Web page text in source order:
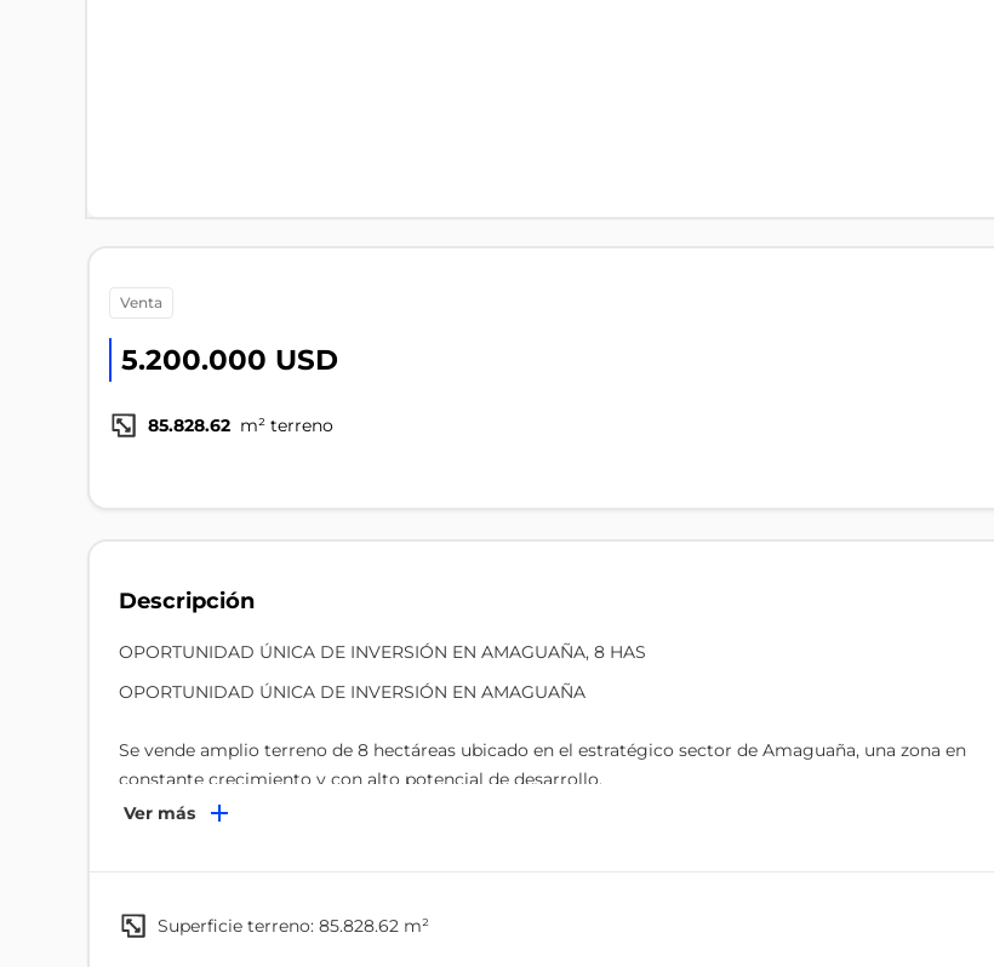
venta
5.200.000 USD
85.828.62 m² terreno
Descripción
OPORTUNIDAD ÚNICA DE INVERSIÓN EN AMAGUAÑA, 8 HAS
OPORTUNIDAD ÚNICA DE INVERSIÓN EN AMAGUAÑA
Se vende amplio terreno de 8 hectáreas ubicado en el estratégico sector de Amaguaña, una zona en
constante crecimiento y con alto potencial de desarrollo.
Gracias a su ubicación privilegiada, este terreno es perfecto para:
Centros comerciales o bodegas
Ver más
superficie terreno: 85.828.62 m²